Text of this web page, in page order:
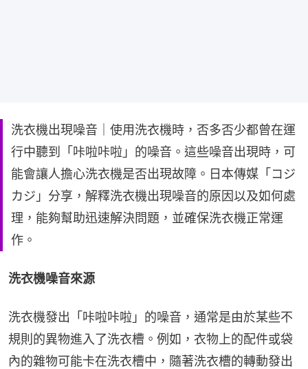
洗衣機出現噪音｜使用洗衣機時，否多否少都曾在運
行中聽到「咔啦咔啦」的噪音。這些噪音出現時，可
能會讓人擔心洗衣機是否出現故障。日本傳媒「コジ
カジ」分享，解釋洗衣機出現噪音的原因以及如何處
理，能夠幫助迅速解決問題，並確保洗衣機正常運
作。
洗衣機噪音來源
洗衣機發出「咔啦咔啦」的噪音，通常是由於某些不
規則的異物進入了洗衣槽。例如，衣物上的配件或袋
內的雜物可能卡在洗衣槽中，隨著洗衣槽的轉動發出